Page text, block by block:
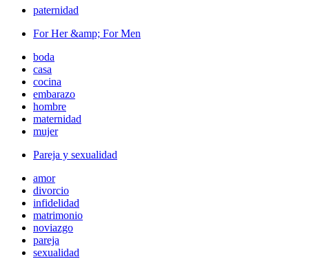
paternidad
For Her &amp; For Men
boda
casa
cocina
embarazo
hombre
maternidad
mujer
Pareja y sexualidad
amor
divorcio
infidelidad
matrimonio
noviazgo
pareja
sexualidad